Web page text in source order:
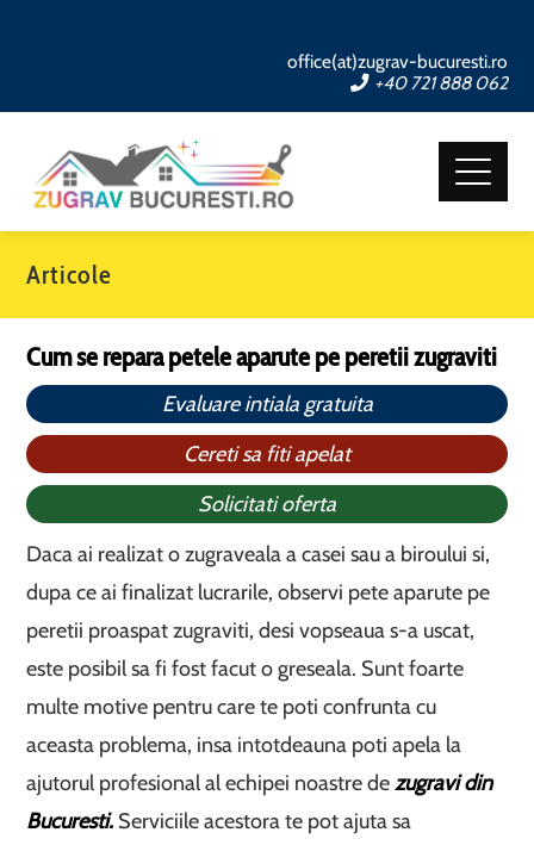
office(at)zugrav-bucuresti.ro
+40 721 888 062
Articole
Cum se repara petele aparute pe peretii zugraviti
Evaluare intiala gratuita
Cereti sa fiti apelat
Solicitati oferta
Daca ai realizat o zugraveala a casei sau a biroului si,
dupa ce ai finalizat lucrarile, observi pete aparute pe
peretii proaspat zugraviti, desi vopseaua s-a uscat,
este posibil sa fi fost facut o greseala. Sunt foarte
multe motive pentru care te poti confrunta cu
aceasta problema, insa intotdeauna poti apela la
ajutorul profesional al echipei noastre dezugravi din
Bucuresti. Serviciile acestora te pot ajuta sa